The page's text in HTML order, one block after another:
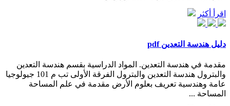
اقرأ أكثر
دليل هندسة التعدين pdf
مقدمة في هندسة التعدين. المواد الدراسية بقسم هندسة التعدين
والبترول هندسة التعدين والبترول الفرقة الأولى تب م 101 جيولوجيا
عامة وهندسية تعريف بعلوم الأرض مقدمة في علم المساحة
المساحة ...